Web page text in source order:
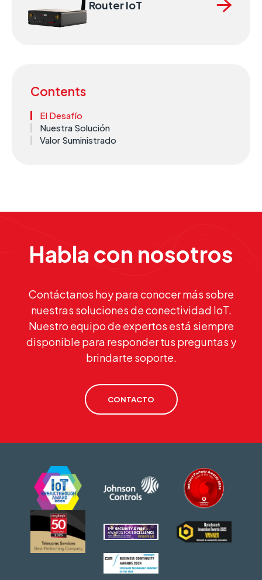
Router IoT
Contents
El Desafío
Nuestra Solución
Valor Suministrado
Habla con nosotros
Contáctanos hoy para conocer más sobre
nuestras soluciones de conectividad IoT.
Nuestro equipo de expertos está siempre
disponible para responder tus preguntas y
brindarte soporte.
CONTACTO